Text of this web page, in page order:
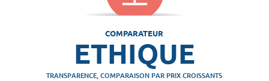
COMPARATEUR
ETHIQUE
TRANSPARENCE, COMPARAISON PAR PRIX CROISSANTS